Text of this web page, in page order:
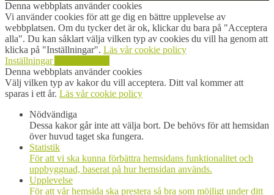
Denna webbplats använder cookies
Vi använder cookies för att ge dig en bättre upplevelse av
webbplatsen. Om du tycker det är ok, klickar du bara på "Acceptera
alla". Du kan såklart välja vilken typ av cookies du vill ha genom att
klicka på "Inställningar". Läs vår cookie policy
Inställningar
Denna webbplats använder cookies
Välj vilken typ av kakor du vill acceptera. Ditt val kommer att
sparas i ett år. Läs vår cookie policy
Nödvändiga
Dessa kakor går inte att välja bort. De behövs för att hemsidan
över huvud taget ska fungera.
Statistik
För att vi ska kunna förbättra hemsidans funktionalitet och
uppbyggnad, baserat på hur hemsidan används.
Upplevelse
För att vår hemsida ska prestera så bra som möjligt under ditt